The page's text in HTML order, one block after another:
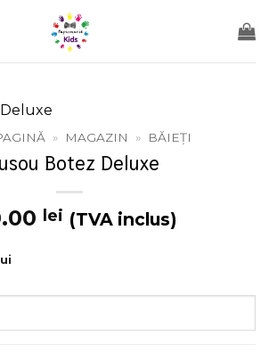
» MAGAZIN » BĂIEȚI
Botez Deluxe
lei (TVA inclus)